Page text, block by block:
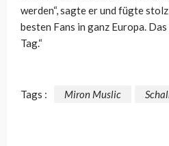
werden“, sagte er und fügte
besten Fans in ganz Europa.
Tag.“
Tags : Miron Muslic